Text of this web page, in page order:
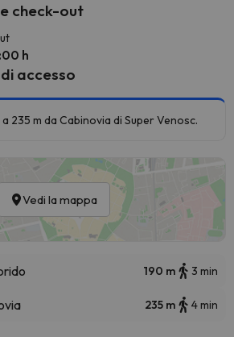
check-out
h
accesso
a 235 m da Cabinovia di Super Venosc.
Vedi la mappa
190 m 3 min
235 m 4 min